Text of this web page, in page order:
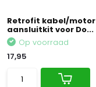
Retrofit kabel/motor
aansluitkit voor Do...
Op voorraad
17,95